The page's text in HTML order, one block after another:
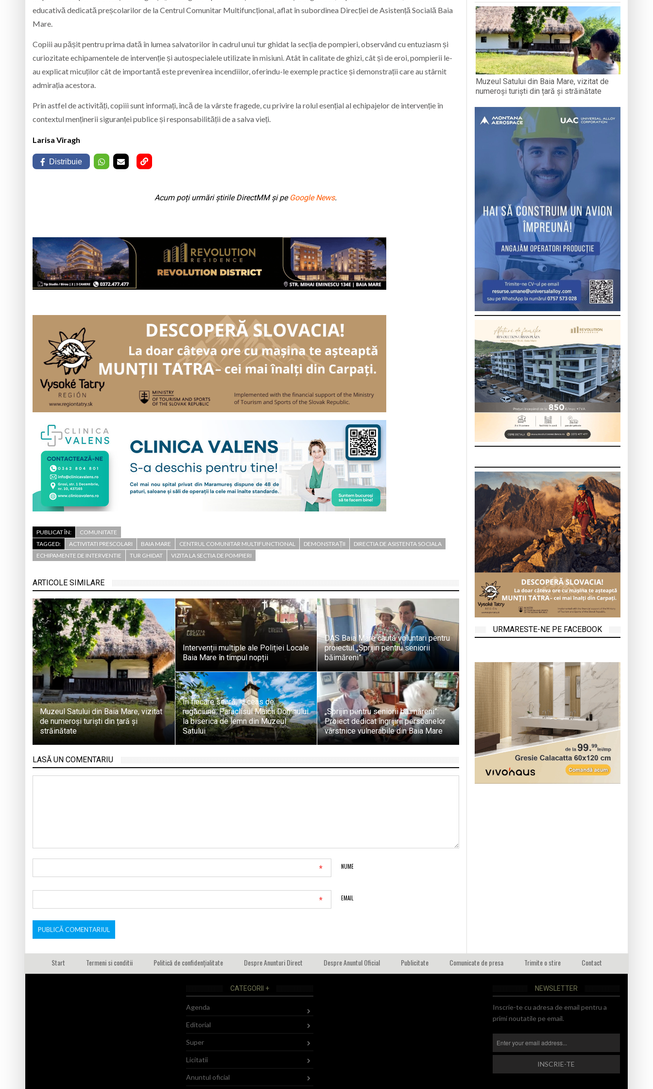
educativă dedicată preșcolarilor de la Centrul Comunitar Multifuncțional, aflat în subordinea Direcției de Asistență Socială Baia
Mare.
Copiii au pășit pentru prima dată în lumea salvatorilor în cadrul unui tur ghidat la secția de pompieri, observând cu entuziasm și
curiozitate echipamentele de intervenție și autospecialele utilizate în misiuni. Atât în calitate de ghizi, cât și de eroi, pompierii le-
au explicat micuților cât de importantă este prevenirea incendiilor, oferindu-le exemple practice și demonstrații care au stârnit
admirația acestora.
Prin astfel de activități, copiii sunt informați, încă de la vârste fragede, cu privire la rolul esențial al echipajelor de intervenție în
contextul menținerii siguranței publice și responsabilității de a salva vieți.
Larisa Viragh
Distribuie
Acum poți urmări știrile DirectMM și pe Google News.
PUBLICAT ÎN:
COMUNITATE
TAGGED:
ACTIVITATI PRESCOLARI BAIA MARE CENTRUL COMUNITAR MULTIFUNCTIONAL DEMONSTRAȚII
DIRECTIA DE ASISTENTA SOCIALA
ECHIPAMENTE DE INTERVENTIE
TUR GHIDAT VIZITA LA SECTIA DE POMPIERI
ARTICOLE SIMILARE
Muzeul Satului din Baia Mare, vizitat
de numeroși turiști din țară și
străinătate
Intervenții multiple ale Poliției Locale
Baia Mare în timpul nopții
DAS Baia Mare caută voluntari pentru
proiectul „Sprijin pentru seniorii
băimăreni”
În fiecare seară, la ceas de
rugăciune: Paraclisul Maicii Domnului
la biserica de lemn din Muzeul
Satului
„Sprijin pentru seniorii băimăreni”:
Proiect dedicat îngrijirii persoanelor
vârstnice vulnerabile din Baia Mare
LASĂ UN COMENTARIU
NUME
*
EMAIL
*
Muzeul Satului din Baia Mare, vizitat de
numeroși turiști din țară și străinătate
URMARESTE-NE PE FACEBOOK
Start Termeni si conditii Politică de confidențialitate Despre Anunturi Direct Despre Anuntul Oficial Publicitate Comunicate de presa Trimite o stire Contact
CATEGORII +
Agenda
Editorial
Super
Licitatii
Anuntul oficial
NEWSLETTER
Inscrie-te cu adresa de email pentru a
primi noutatile pe email.